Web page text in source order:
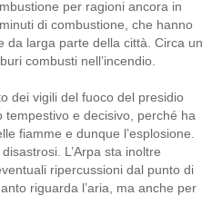
per ragioni ancora in
di combustione, che hanno
da larga parte della città. Circa un
combusti nell’incendio.
dei vigili del fuoco del presidio
tempestivo e decisivo, perché ha
fiamme e dunque l’esplosione.
L’Arpa sta inoltre
ripercussioni dal punto di
riguarda l’aria, ma anche per